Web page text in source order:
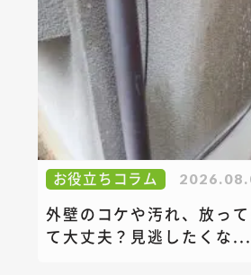
お役立ちコラム
外壁のコケや汚れ、放っ
て大丈夫？見逃したくな...